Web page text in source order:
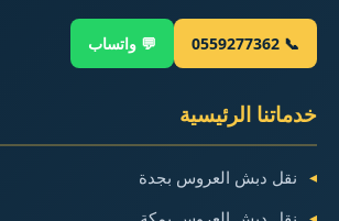
📞 0559277362 💬 واتساب
خدماتنا الرئيسية
نقل دبش العروس بجدة